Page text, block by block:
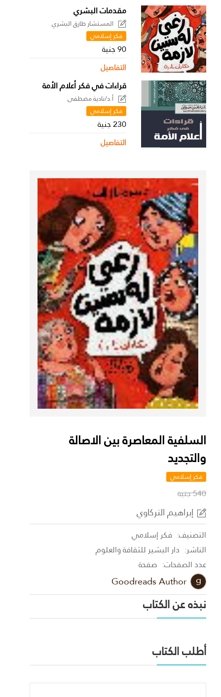
مقدمات البشري
المستشار طارق البشري
فكر إسلامي
90 جنية
التفاصيل
قراءات في فكر أعلام الأمة
أ.د/نادية مصطفى
فكر إسلامي
230 جنية
التفاصيل
السلفية المعاصرة بين الاصالة
والتجديد
فكر إسلامي
540 جنية
إبراهيم التركاوي
التصنيف: فكر إسلامي
الناشر: دار البشير للثقافة والعلوم
عدد الصفحات: صفحة
Goodreads Author
نبذه عن الكتاب
أطلب الكتاب